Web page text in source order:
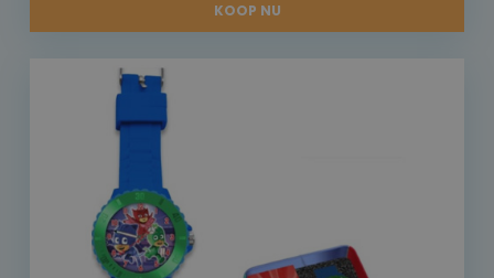
KOOP NU